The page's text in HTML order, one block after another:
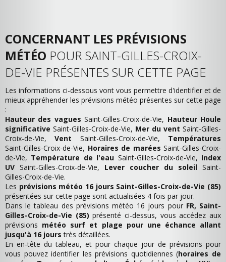
CONCERNANT LES PRÉVISIONS
MÉTÉO POUR SAINT-GILLES-CROIX-
DE-VIE PRÉSENTES SUR CETTE PAGE
Les informations ci-dessous vont vous permettre d'identifier et de
mieux appréhender les prévisions météo présentes sur cette page
:
Hauteur des vagues Saint-Gilles-Croix-de-Vie, Hauteur Houle
significative Saint-Gilles-Croix-de-Vie, Mer du vent Saint-Gilles-
Croix-de-Vie,Vent Saint-Gilles-Croix-de-Vie, Températures
Saint-Gilles-Croix-de-Vie, Horaires de marées Saint-Gilles-Croix-
de-Vie, Température de l'eau Saint-Gilles-Croix-de-Vie, Index
UV Saint-Gilles-Croix-de-Vie, Lever coucher du soleil Saint-
Gilles-Croix-de-Vie.
Les prévisions météo 16 jours Saint-Gilles-Croix-de-Vie (85)
présentées sur cette page sont actualisées 4 fois par jour.
Dans le tableau des prévisions météo 16 jours pour FR, Saint-
Gilles-Croix-de-Vie (85) présenté ci-dessus, vous accédez aux
prévisions météo surf et plage pour une échance allant
jusqu'à 16 jours très détaillées.
En en-tête du tableau, et pour chaque jour de prévisions pour
vous pouvez identifier les prévisions quotidiennes (horaires de